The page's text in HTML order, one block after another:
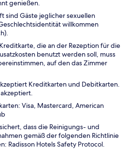
genießen.
sind Gäste jeglicher sexuellen
willkommen
die an der Rezeption für die
benutzt werden soll, muss
auf den das Zimmer
Kreditkarten und Debitkarten.
Visa, Mastercard, American
dass die Reinigungs- und
gemäß der folgenden Richtlinie
Radisson Hotels Safety Protocol.